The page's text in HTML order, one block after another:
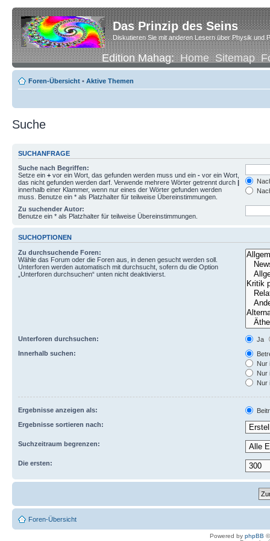
Das Prinzip des Seins
Diskutieren Sie mit anderen Lesern über Physik und
Edition Mahag:Home Sitemap
Foren-Übersicht • Aktive Themen
Suche
SUCHANFRAGE
Suche nach Begriffen:
Setze ein + vor ein Wort, das gefunden werden muss und ein - vor ein Wort,
das nicht gefunden werden darf. Verwende mehrere Wörter getrennt durch |
innerhalb einer Klammer, wenn nur eines der Wörter gefunden werden
muss. Benutze ein * als Platzhalter für teilweise Übereinstimmungen.
Zu suchender Autor:
Benutze ein * als Platzhalter für teilweise Übereinstimmungen.
SUCHOPTIONEN
Zu durchsuchende Foren:
Wähle das Forum oder die Foren aus, in denen gesucht werden soll.
Unterforen werden automatisch mit durchsucht, sofern du die Option
„Unterforen durchsuchen“ unten nicht deaktivierst.
Unterforen durchsuchen:
Ja
Innerhalb suchen:
Nur
Nur
Nur
Ergebnisse anzeigen als:
Ergebnisse sortieren nach:
Suchzeitraum begrenzen:
Die ersten:
Foren-Übersicht
Powered by phpBB